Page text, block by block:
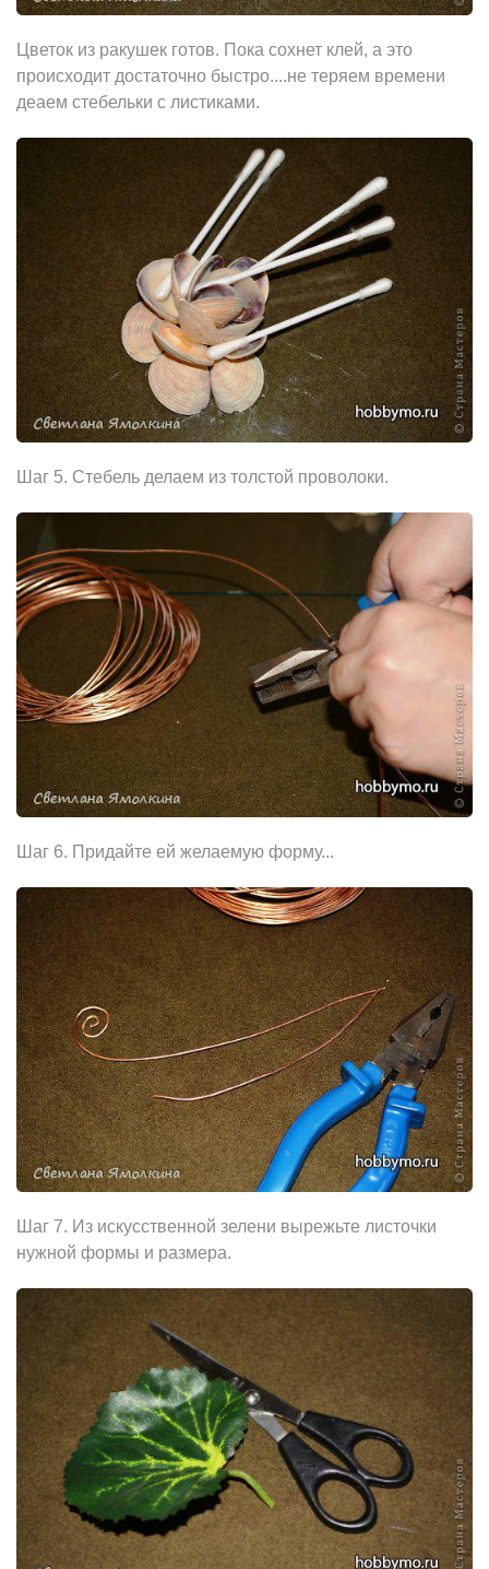
Цветок из ракушек готов. Пока сохнет клей, а это
происходит достаточно быстро....не теряем времени
деаем стебельки с листиками.
Шаг 5. Стебель делаем из толстой проволоки.
Шаг 6. Придайте ей желаемую форму...
Шаг 7. Из искусственной зелени вырежьте листочки
нужной формы и размера.